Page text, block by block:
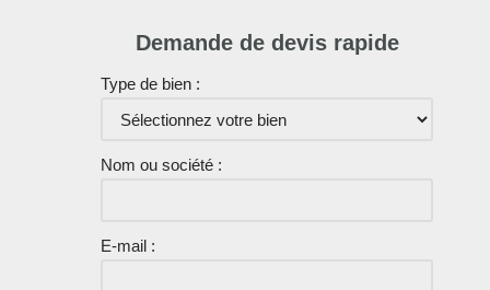
Demande de devis rapide
Type de bien :
Nom ou société :
E-mail :